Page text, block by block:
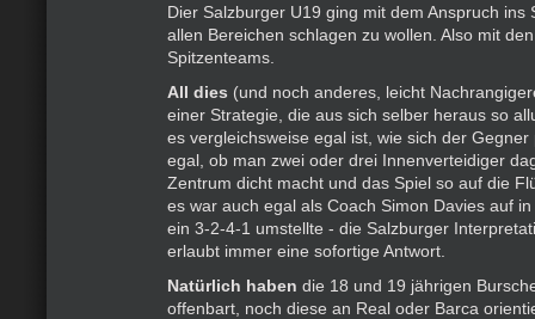
Dier Salzburger U19 ging mit dem Anspruch ins
allen Bereichen schlagen zu wollen. Also mit
Spitzenteams.
All dies (und noch anderes, leicht
einer Strategie, die aus sich selber heraus so
es vergleichsweise egal ist, wie sich der
egal, ob man zwei oder drei Innenverteidiger
Zentrum dicht macht und das Spiel so auf die
es war auch egal als Coach Simon Davies auf
ein 3-2-4-1 umstellte - die Salzburger
erlaubt immer eine sofortige Antwort.
Natürlich haben die 18 und 19 jährigen
offenbart, noch diese an Real oder Barca